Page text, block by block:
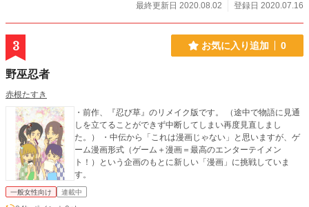
最終更新日 2020.08.02
登録日 2020.07.16
3 お気に入り追加 0
野巫忍者
赤根たすき
・前作、『忍び草』のリメイク版です。 （途中で物語に見通
しを立てることができず中断してしまい再度見直しまし
た。） ・中伝から「これは漫画じゃない」と思いますが、ゲ
ーム漫画形式（ゲーム＋漫画＝最高のエンターテイメン
ト！）という企画のもとに新しい「漫画」に挑戦していま
す。
一般女性向け 連載中